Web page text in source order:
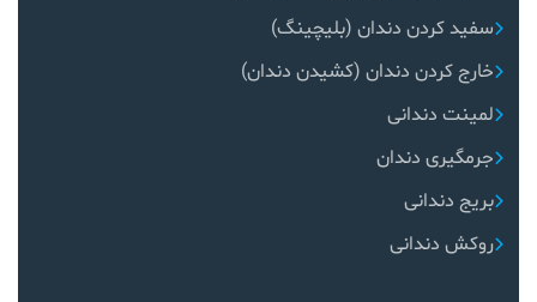
سفید کردن دندان (بلیچینگ)
خارج کردن دندان (کشیدن دندان)
لمینت دندانی
جرمگیری دندان
بریج دندانی
روکش دندانی